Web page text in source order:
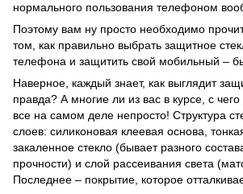
нормального пользования телефоном
Поэтому вам ну просто необходимо
том, как правильно выбрать защитное
телефона и защитить свой мобильный –
Наверное, каждый знает, как выглядит
правда? А многие ли из вас в курсе, с
все на самом деле непросто! Структура
слоев: силиконовая клеевая основа,
закаленное стекло (бывает разного
прочности) и слой рассеивания света
Последнее – покрытие, которое